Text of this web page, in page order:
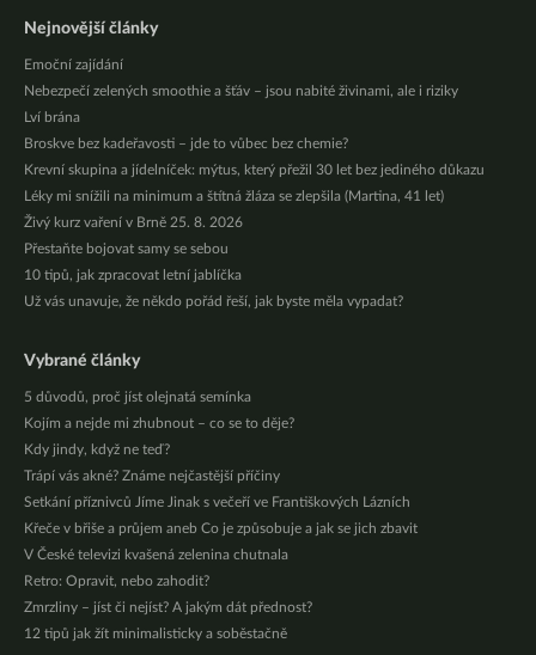
Nejnovější články
Emoční zajídání
Nebezpečí zelených smoothie a šťáv – jsou nabité živinami, ale i riziky
Lví brána
Broskve bez kadeřavosti – jde to vůbec bez chemie?
Krevní skupina a jídelníček: mýtus, který přežil 30 let bez jediného důkazu
Léky mi snížili na minimum a štítná žláza se zlepšila (Martina, 41 let)
Živý kurz vaření v Brně 25. 8. 2026
Přestaňte bojovat samy se sebou
10 tipů, jak zpracovat letní jablíčka
Už vás unavuje, že někdo pořád řeší, jak byste měla vypadat?
Vybrané články
5 důvodů, proč jíst olejnatá semínka
Kojím a nejde mi zhubnout – co se to děje?
Kdy jindy, když ne teď?
Trápí vás akné? Známe nejčastější příčiny
Setkání příznivců Jíme Jinak s večeří ve Františkových Lázních
Křeče v břiše a průjem aneb Co je způsobuje a jak se jich zbavit
V České televizi kvašená zelenina chutnala
Retro: Opravit, nebo zahodit?
Zmrzliny – jíst či nejíst? A jakým dát přednost?
12 tipů jak žít minimalisticky a soběstačně